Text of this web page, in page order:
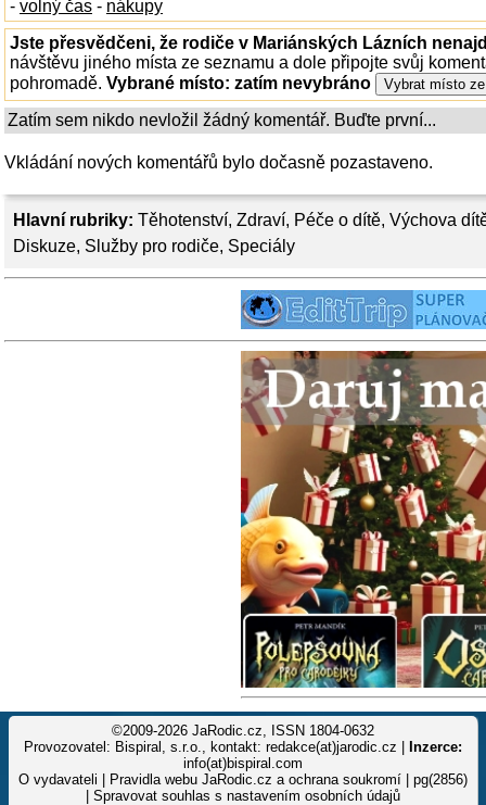
Hlavní rubriky: Těhotenství, Zdraví, Péče o dítě, Výchova
Diskuze, Služby pro rodiče, Speciály
- volný čas - nákupy
Jste přesvědčeni, že rodiče v Mariánských Lázních
návštěvu jiného místa ze seznamu a dole připojte svůj
pohromadě. Vybrané místo: zatím nevybráno
Zatím sem nikdo nevložil žádný komentář. Buďte první...
Vkládání nových komentářů bylo dočasně pozastaveno.
©2009-2026 JaRodic.cz, ISSN 1804-0632
Provozovatel: Bispiral, s.r.o., kontakt: redakce(at)jarodic.cz |
Inzerce:
info(at)bispiral.com
O vydavateli
Pravidla webu JaRodic.cz a ochrana soukromí | pg(2856)
Spravovat souhlas s nastavením osobních údajů